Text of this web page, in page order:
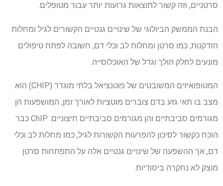
סרטניים, וזה קשור לתוצאות גרועות יותר עבור מטופלים.
הבנת הממשק הביולוגי של שינויים גנטיים הקשורים לגיל ומחלות
הזדקנות, כמו סרטן ומחלות לב וכלי דם, חשובה לפתח טיפולים
מונעים לחלק הולך וגדל של האוכלוסייה.
המטופואיזים המשובטים של פוטנציאל בלתי מוגדר (CHIP) הוא
מצב בו תאי גזע בדם צוברים מוטציות לאורך זמן, המושפעות הן
מגורמים סביבתיים והן מגורמים סביבתיים חיצוניים. ChIP כבר
הוכח כקשור לסיכון להפרעות הקשורות לגיל, כמו מחלות לב וכלי
דם, אך ההשפעה של שינויים גנטיים אלה על התפתחות סרטן
מוצק לא נחקרה ביסודיות.